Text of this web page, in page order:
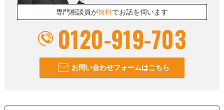
専門相談員が無料でお話を伺います
0120-919-703
お問い合わせフォームはこちら